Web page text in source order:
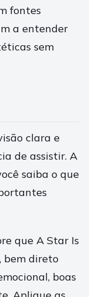
fontes
a entender
sem
clara e
de assistir. A
saiba o que
que A Star Is
bem direto
boas